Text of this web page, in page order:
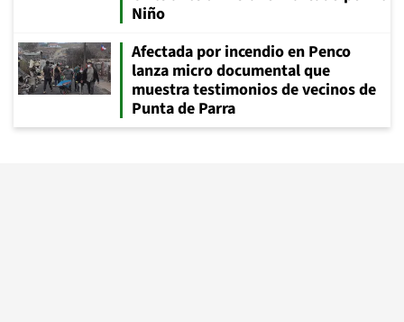
Niño
Afectada por incendio en Penco
lanza micro documental que
muestra testimonios de vecinos de
Punta de Parra